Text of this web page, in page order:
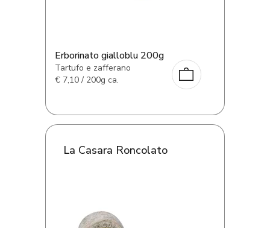
Erborinato gialloblu 200g
Tartufo e zafferano
€ 7,10 / 200g ca.
La Casara Roncolato